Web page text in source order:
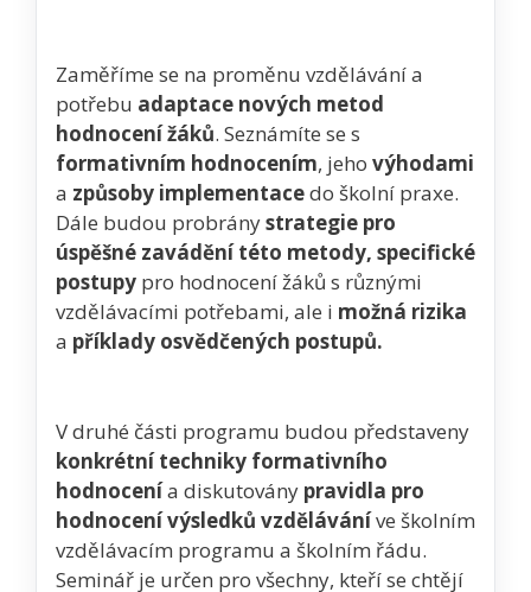
Zaměříme se na proměnu vzdělávání a
potřebu adaptace nových metod
hodnocení žáků. Seznámíte se s
formativním hodnocením, jeho výhodami
a způsoby implementacedo školní praxe.
Dále budou probránystrategie pro
úspěšné zavádění této metody, specifické
postupy pro hodnocení žáků s různými
vzdělávacími potřebami, ale i možná rizika
a příklady osvědčených postupů.
V druhé části programu budou představeny
konkrétní techniky formativního
hodnocenía diskutovány pravidla pro
hodnocení výsledků vzděláváníve školním
vzdělávacím programu a školním řádu.
Seminář je určen pro všechny, kteří se chtějí